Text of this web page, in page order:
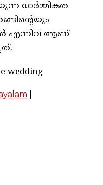
ധാർമ്മികത
എന്നിവ ആണ്
wedding